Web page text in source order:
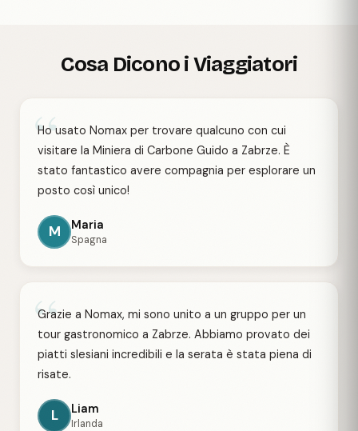
Cosa Dicono i Viaggiatori
“
Ho usato Nomax per trovare qualcuno con cui
visitare la Miniera di Carbone Guido a Zabrze. È
stato fantastico avere compagnia per esplorare un
posto così unico!
M Maria
Spagna
“
Grazie a Nomax, mi sono unito a un gruppo per un
tour gastronomico a Zabrze. Abbiamo provato dei
piatti slesiani incredibili e la serata è stata piena di
risate.
L Liam
Irlanda